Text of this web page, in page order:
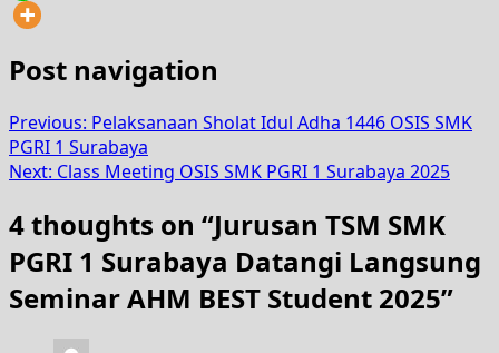
Post navigation
Previous: Pelaksanaan Sholat Idul Adha 1446 OSIS SMK
PGRI 1 Surabaya
Next: Class Meeting OSIS SMK PGRI 1 Surabaya 2025
4 thoughts on “Jurusan TSM SMK
PGRI 1 Surabaya Datangi Langsung
Seminar AHM BEST Student 2025”